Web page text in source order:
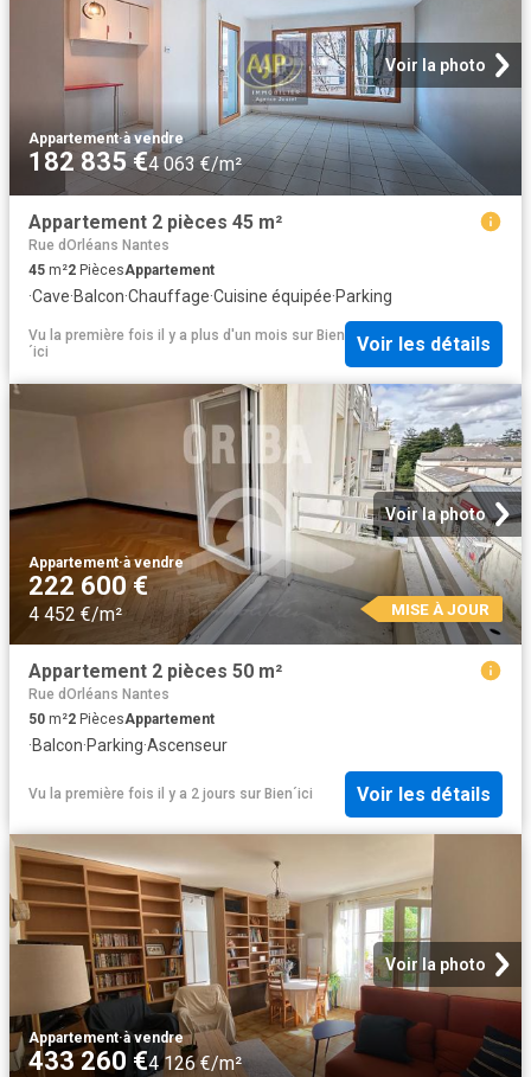
Voir la photo
Appartement·à vendre
182 835 €4 063 €/m²
Appartement 2 pièces 45 m²
Rue dOrléans Nantes
45 m²2 PiècesAppartement
·Cave·Balcon·Chauffage·Cuisine équipée·Parking
Vu la première fois il y a plus d'un mois sur Bien
´ici
Voir les détails
Voir la photo
Appartement·à vendre
222 600 €
4 452 €/m² MISE À JOUR
Appartement 2 pièces 50 m²
Rue dOrléans Nantes
50 m²2 PiècesAppartement
·Balcon·Parking·Ascenseur
Vu la première fois il y a 2 jours sur Bien´ici Voir les détails
Voir la photo
Appartement·à vendre
433 260 €4 126 €/m²